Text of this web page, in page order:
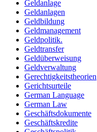
Geldanlage
Geldanlagen
Geldbildung
Geldmanagement
Geldpolitik.
Geldtransfer
Geldüberweisung
Geldverwaltung
Gerechtigkeitstheorien
Gerichtsurteile
German Language
German Law
Geschäftsdokumente
Geschäftskredite